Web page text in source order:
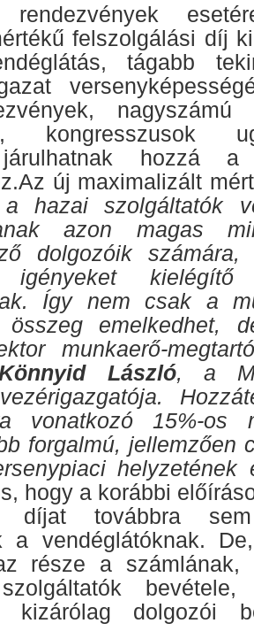
felszolgálási díj
tágabb
nagyszámú
kongresszusok
hozzá a
új maximalizált
a hazai szolgáltatók
azon magas
dolgozóik
igényeket kielégítő
Így nem csak a
összeg emelkedhet,
munkaerő-
László, a
vonatkozó 15%-os
forgalmú, jellemzően
helyzetének
hogy a korábbi
díjat továbbra
a vendéglátóknak.
része a számlának,
bevétele,
kizárólag dolgozói